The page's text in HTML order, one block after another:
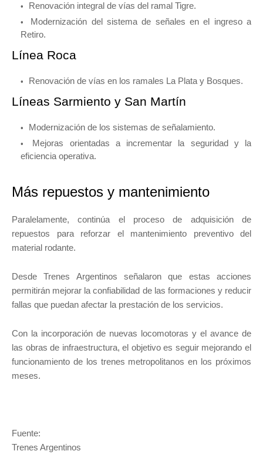
Renovación integral de vías del ramal Tigre.
Modernización del sistema de señales en el ingreso a
Retiro.
Línea Roca
Renovación de vías en los ramales La Plata y Bosques.
Líneas Sarmiento y San Martín
Modernización de los sistemas de señalamiento.
Mejoras orientadas a incrementar la seguridad y la
eficiencia operativa.
Más repuestos y mantenimiento
Paralelamente, continúa el proceso de adquisición de
repuestos para reforzar el mantenimiento preventivo del
material rodante.
Desde Trenes Argentinos señalaron que estas acciones
permitirán mejorar la confiabilidad de las formaciones y reducir
fallas que puedan afectar la prestación de los servicios.
Con la incorporación de nuevas locomotoras y el avance de
las obras de infraestructura, el objetivo es seguir mejorando el
funcionamiento de los trenes metropolitanos en los próximos
meses.
Fuente:
Trenes Argentinos